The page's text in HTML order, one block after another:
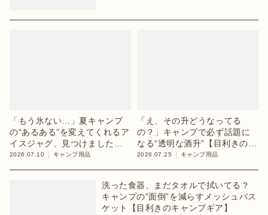
「もう氷ない…」夏キャンプ
の“あるある”を変えてくれるア
イスジャグ、見つけました
【目利きのキャンプギア】
2026.07.10 キャンプ用品
「え、その升どうなってる
の？」キャンプで必ず話題に
なる“透明な酒升”【目利きのキ
ャンプギア】
2026.07.25 キャンプ用品
洗った食器、まだタオルで拭いてる？
キャンプの“面倒”を減らすメッシュバス
ケット【目利きのキャンプギア】